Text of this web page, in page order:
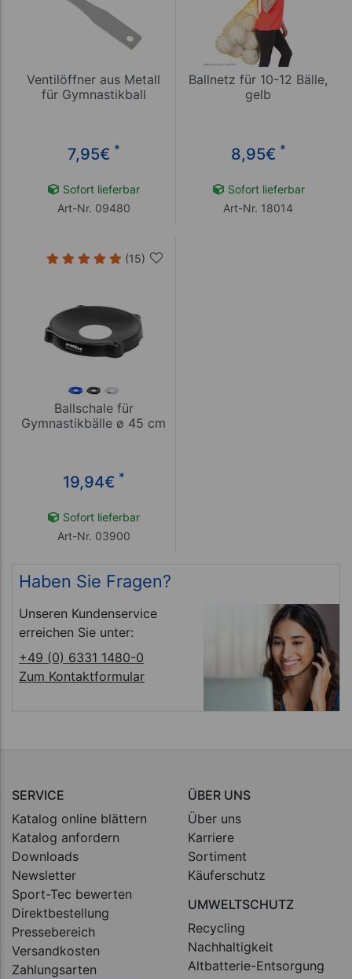
Ventilöffner aus Metall
für Gymnastikball
7,95€ *
Sofort lieferbar
Art-Nr. 09480
Ballnetz für 10-12 Bälle,
gelb
8,95€ *
Sofort lieferbar
Art-Nr. 18014
(15)
Ballschale für
Gymnastikbälle ø 45 cm
19,94€ *
Sofort lieferbar
Art-Nr. 03900
Haben Sie Fragen?
Unseren Kundenservice
erreichen Sie unter:
+49 (0) 6331 1480-0
Zum Kontaktformular
SERVICE
Katalog online blättern
Katalog anfordern
Downloads
Newsletter
Sport-Tec bewerten
Direktbestellung
Pressebereich
Versandkosten
Zahlungsarten
ÜBER UNS
Über uns
Karriere
Sortiment
Käuferschutz
UMWELTSCHUTZ
Recycling
Nachhaltigkeit
Altbatterie-Entsorgung